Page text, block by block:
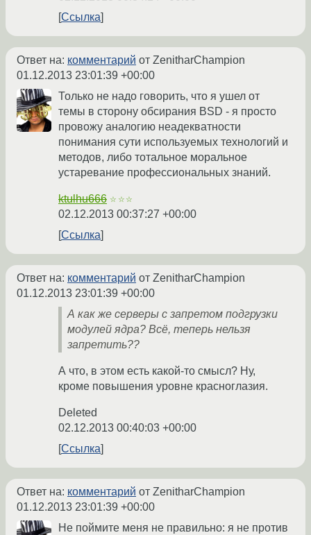
Ссылка
Ответ на: комментарий от ZenitharChampion
01.12.2013 23:01:39 +00:00
Только не надо говорить, что я ушел от
темы в сторону обсирания BSD - я просто
провожу аналогию неадекватности
понимания сути используемых технологий и
методов, либо тотальное моральное
устаревание профессиональных знаний.
ktulhu666 ☆☆☆
02.12.2013 00:37:27 +00:00
Ссылка
Ответ на: комментарий от ZenitharChampion
01.12.2013 23:01:39 +00:00
А как же серверы с запретом подгрузки
модулей ядра? Всё, теперь нельзя
запретить??
А что, в этом есть какой-то смысл? Ну,
кроме повышения уровне красноглазия.
Deleted
02.12.2013 00:40:03 +00:00
Ссылка
Ответ на: комментарий от ZenitharChampion
01.12.2013 23:01:39 +00:00
Не поймите меня не правильно: я не против